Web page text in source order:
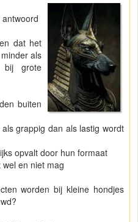
dat het
als
bij grote
buiten
grappig dan als lastig wordt
opvalt door hun formaat
en niet mag
worden bij kleine hondjes